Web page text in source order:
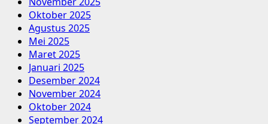
Oktober 2025
Agustus 2025
Mei 2025
Maret 2025
Januari 2025
Desember 2024
November 2024
Oktober 2024
September 2024